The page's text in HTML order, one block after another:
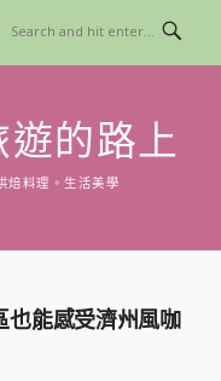
的路上
焙料理。生活美學
也能感受濟州風咖